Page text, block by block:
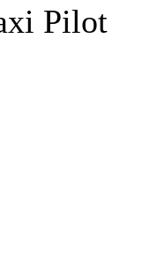
Pilot